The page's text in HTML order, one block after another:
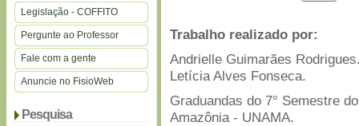
Legislação - COFFITO
Pergunte ao Professor
Fale com a gente
Anuncie no FisioWeb
Pesquisa
Trabalho realizado por:
Andrielle Guimarães
Letícia Alves Fonseca.
Graduandas do 7° Semestre
Amazônia - UNAMA.